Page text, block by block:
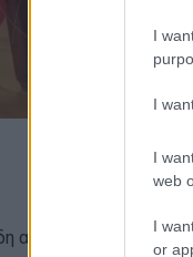
I
I
I
web
I
or
αποστείλει ένα